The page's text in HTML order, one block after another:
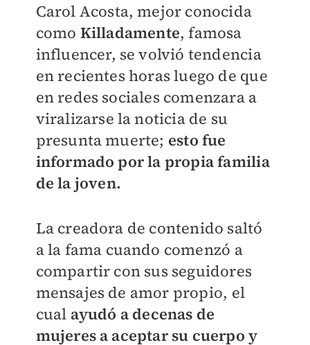
Carol Acosta, mejor conocida
como Killadamente, famosa
influencer, se volvió tendencia
en recientes horas luego de que
en redes sociales comenzara a
viralizarse la noticia de su
presunta muerte; esto fue
informado por la propia familia
de la joven.
La creadora de contenido saltó
a la fama cuando comenzó a
compartir con sus seguidores
mensajes de amor propio, el
cual ayudó a decenas de
mujeres a aceptar su cuerpo y